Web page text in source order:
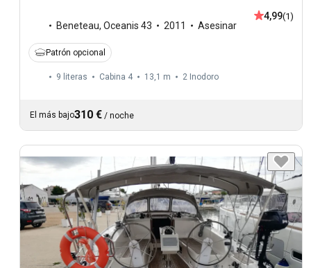
Beneteau, Oceanis 43 2011 Asesinar
4,99(1)
Patrón opcional
9 literas Cabina 4 13,1 m 2 Inodoro
El más bajo310 € / noche